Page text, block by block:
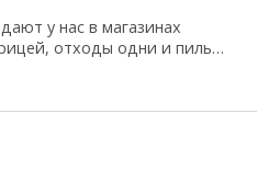
у нас в магазинах
отходы одни и пиль…